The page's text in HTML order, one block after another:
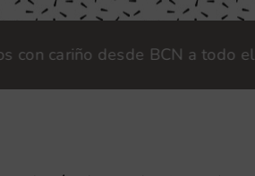
desde BCN a todo el